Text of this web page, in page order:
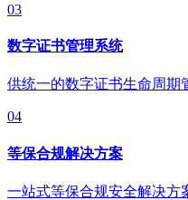
03
数字证书管理系统
供统一的数字证书生命周期
04
等保合规解决方案
一站式等保合规安全解决方